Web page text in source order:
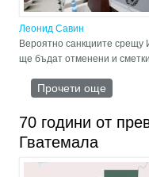
Леонид Савин
Вероятно санкциите срещу
ще бъдат отменени и
Прочети още
70 години от
Гватемала